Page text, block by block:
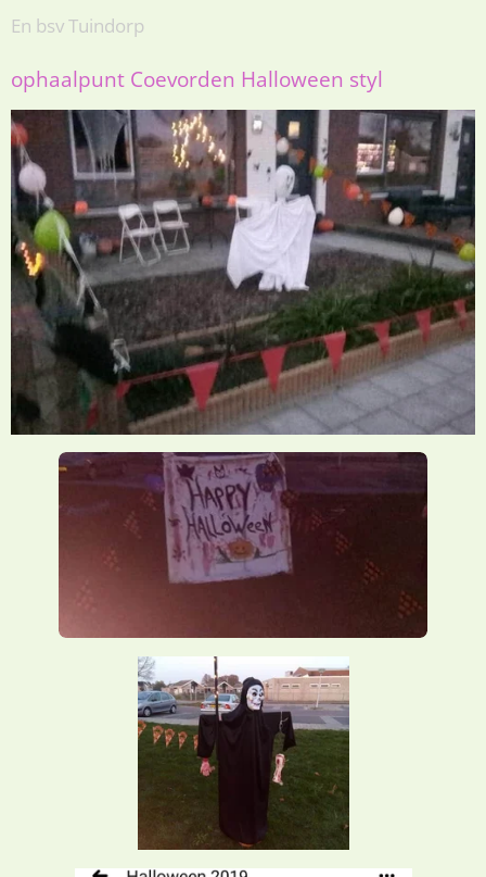
En bsv Tuindorp
ophaalpunt Coevorden Halloween styl